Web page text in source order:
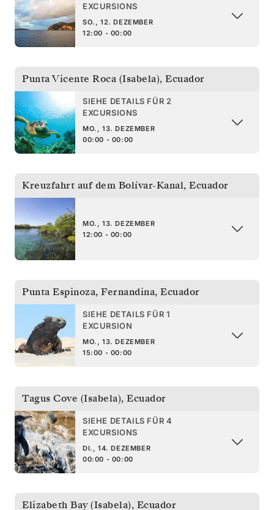
EXCURSIONS
SO., 12. DEZEMBER
12:00 - 00:00
Punta Vicente Roca (Isabela), Ecuador
SIEHE DETAILS FÜR 2
EXCURSIONS
MO., 13. DEZEMBER
00:00 - 00:00
Kreuzfahrt auf dem Bolívar-Kanal, Ecuador
MO., 13. DEZEMBER
12:00 - 00:00
Punta Espinoza, Fernandina, Ecuador
SIEHE DETAILS FÜR 1
EXCURSION
MO., 13. DEZEMBER
15:00 - 00:00
Tagus Cove (Isabela), Ecuador
SIEHE DETAILS FÜR 4
EXCURSIONS
DI., 14. DEZEMBER
00:00 - 00:00
Elizabeth Bay (Isabela), Ecuador